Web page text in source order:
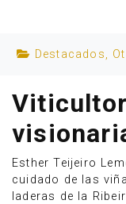
Destacados,
Esther Teijeiro
cuidado de las
laderas de la